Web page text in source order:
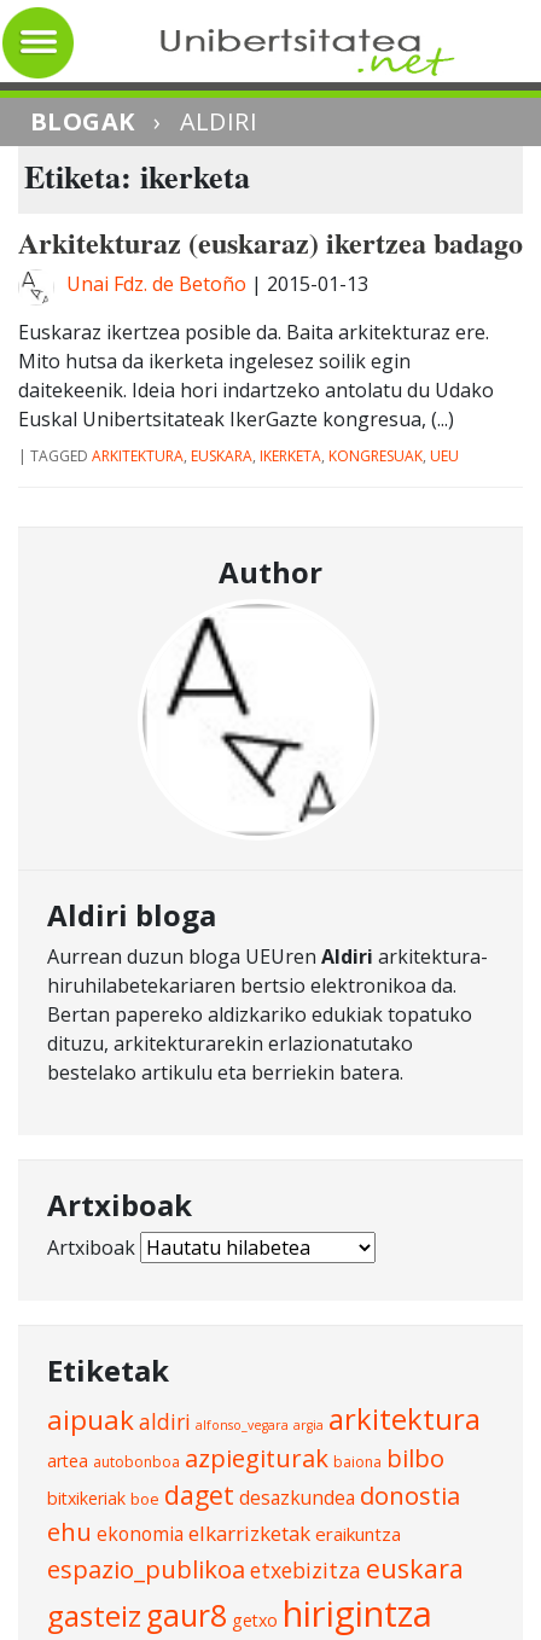
BLOGAK › ALDIRI
Etiketa: ikerketa
Arkitekturaz (euskaraz) ikertzea badago
Unai Fdz. de Betoño | 2015-01-13
Euskaraz ikertzea posible da. Baita arkitekturaz ere.
Mito hutsa da ikerketa ingelesez soilik egin
daitekeenik. Ideia hori indartzeko antolatu du Udako
Euskal Unibertsitateak IkerGazte kongresua, (...)
| TAGGED ARKITEKTURA, EUSKARA, IKERKETA, KONGRESUAK, UEU
Author
Aldiri bloga
Aurrean duzun bloga UEUren Aldiri arkitektura-
hiruhilabetekariaren bertsio elektronikoa da.
Bertan papereko aldizkariko edukiak topatuko
dituzu, arkitekturarekin erlazionatutako
bestelako artikulu eta berriekin batera.
Artxiboak
Artxiboak
Etiketak
aipuakaldiri alfonso_vegara argia arkitektura
artea autobonboa azpiegiturak baiona bilbo
bitxikeriak boe daget desazkundea donostia
ehu ekonomia elkarrizketak eraikuntza
espazio_publikoa etxebizitza euskara
gasteiz gaur8 getxo hirigintza